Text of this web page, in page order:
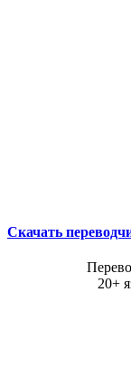
Скачать
20+